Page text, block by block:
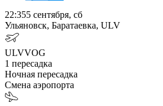
22:355 сентября, сб
Ульяновск, Баратаевка, ULV
ULVVOG
1 пересадка
Ночная пересадка
Смена аэропорта